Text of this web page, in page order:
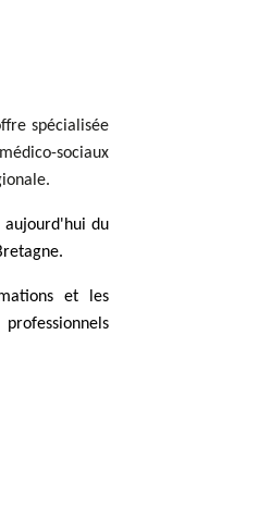
spécialisée
sociaux
aujourd'hui du
et les